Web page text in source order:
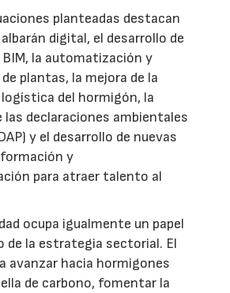
planteadas destacan
digital, el desarrollo de
la automatización y
plantas, la mejora de la
del hormigón, la
las declaraciones ambientales
y el desarrollo de nuevas
y
para atraer talento al
ocupa igualmente un papel
de la estrategia sectorial. El
avanzar hacia hormigones
de carbono, fomentar la